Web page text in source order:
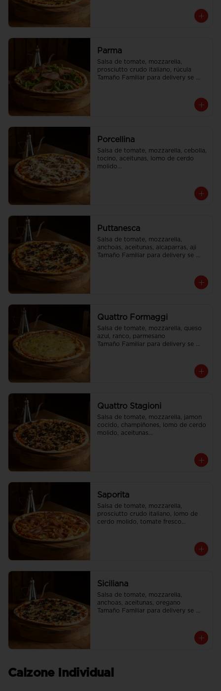
Parma
Salsa de tomate, mozzarella,
prosciutto crudo italiano, rúcula
Tamaño Familiar para delivery se
Porcellina
Salsa de tomate, mozzarella, cebolla,
tocino, aceitunas, lomo de cerdo
molido
Puttanesca
Salsa de tomate, mozzarella,
anchoas, aceitunas, alcaparras, aji
Tamaño Familiar para delivery se
Quattro Formaggi
Salsa de tomate, mozzarella, queso
azul, ranco, parmesano
Tamaño Familiar para delivery se
Quattro Stagioni
Salsa de tomate, mozzarella, jamon
cocido, champiñones, lomo de cerdo
molido, aceitunas
Saporita
Salsa de tomate, mozzarella,
prosciutto crudo italiano, lomo de
cerdo molido, tomate fresco
Siciliana
Salsa de tomate, mozzarella,
anchoas, aceitunas, oregano
Tamaño Familiar para delivery se
Calzone Individual